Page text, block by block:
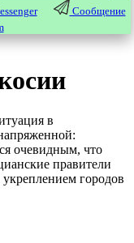
Сообщение
в
очевидным, что
правители
городов